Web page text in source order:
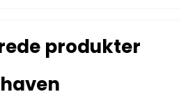
produkter